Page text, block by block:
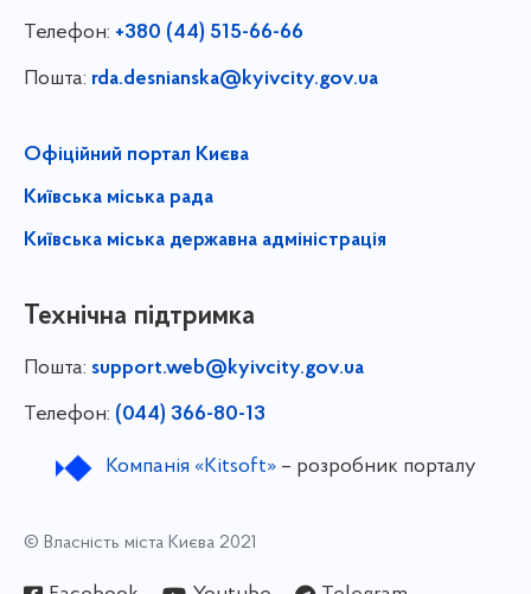
Телефон: +380 (44) 515-66-66
Пошта: rda.desnianska@kyivcity.gov.ua
Офіційний портал Києва
Київська міська рада
Київська міська державна адміністрація
Технічна підтримка
Пошта: support.web@kyivcity.gov.ua
Телефон: (044) 366-80-13
Компанія «Kitsoft»– розробник порталу
© Власність міста Києва 2021